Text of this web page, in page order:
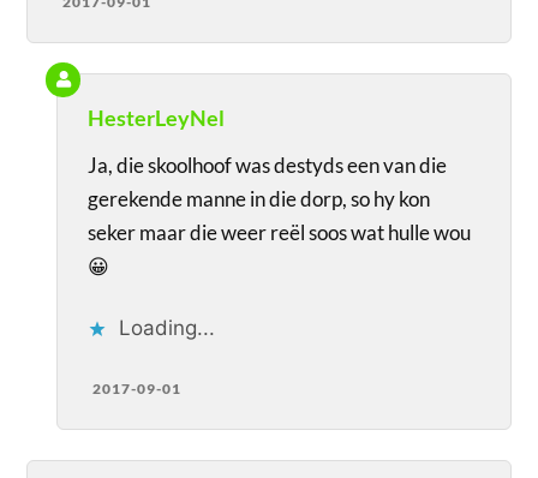
HesterLeyNel
Ja, die skoolhoof was destyds een van die
gerekende manne in die dorp, so hy kon
seker maar die weer reël soos wat hulle wou
😀
Loading...
2017-09-01